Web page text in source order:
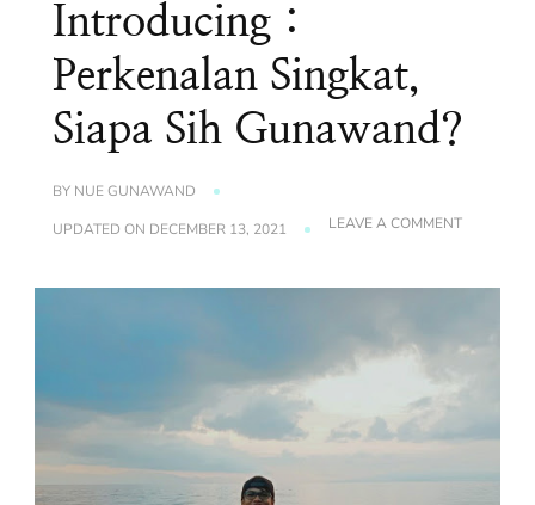
Introducing :
Perkenalan Singkat,
Siapa Sih Gunawand?
BY NUE GUNAWAND
UPDATED ON DECEMBER 13, 2021 LEAVE A COMMENTON
SIH